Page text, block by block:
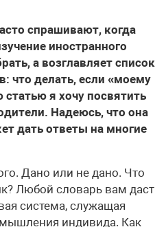
спрашивают, когда
иностранного
а возглавляет список
что делать, если «моему
я хочу посвятить
Надеюсь, что она
дать ответы на многие
Дано или не дано. Что
Любой словарь вам даст
система, служащая
индивида. Как